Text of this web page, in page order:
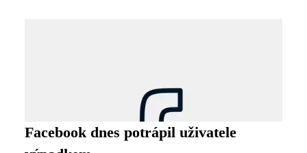
Facebook dnes potrápil uživatele